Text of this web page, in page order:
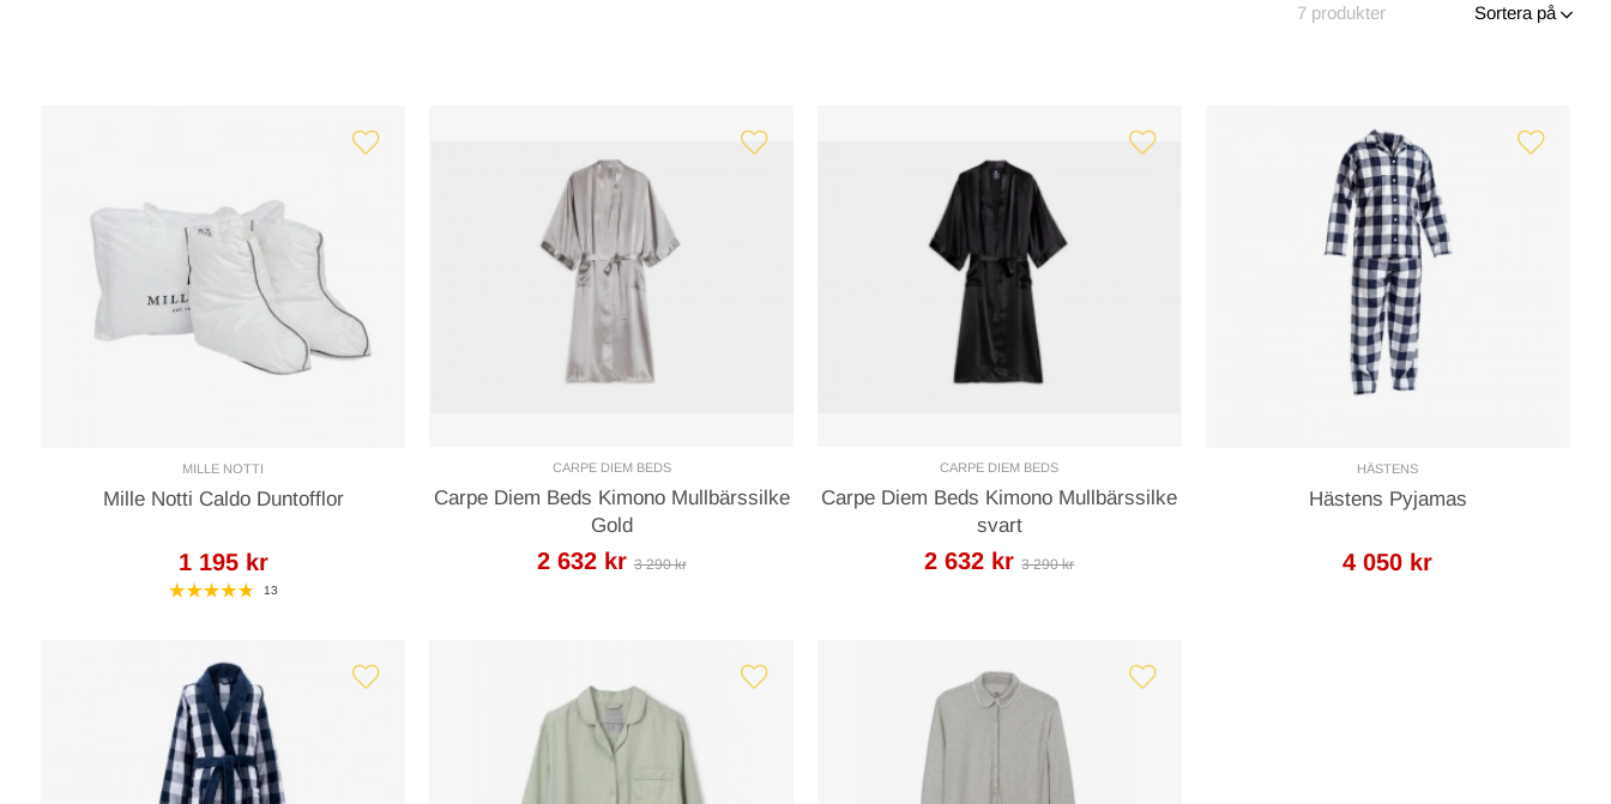
7 produkter Sortera på
MILLE NOTTI
Mille Notti Caldo Duntofflor
1 195 kr
13
CARPE DIEM BEDS
Carpe Diem Beds Kimono Mullbärssilke
Gold
2 632 kr 3 290 kr
CARPE DIEM BEDS
Carpe Diem Beds Kimono Mullbärssilke
svart
2 632 kr 3 290 kr
HÄSTENS
Hästens Pyjamas
4 050 kr